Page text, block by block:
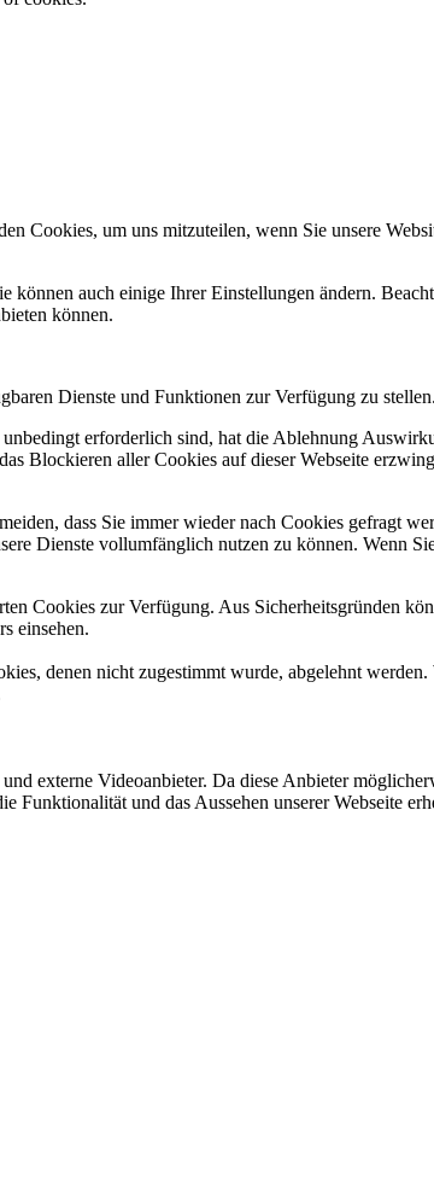
Cookies, um uns mitzuteilen, wenn Sie unsere
auch einige Ihrer Einstellungen ändern.
können.
Dienste und Funktionen zur Verfügung zu stellen.
erforderlich sind, hat die Ablehnung
Blockieren aller Cookies auf dieser Webseite
dass Sie immer wieder nach Cookies gefragt
Dienste vollumfänglich nutzen zu können. Wenn
Cookies zur Verfügung. Aus Sicherheitsgründen
einsehen.
denen nicht zugestimmt wurde, abgelehnt
externe Videoanbieter. Da diese Anbieter
Funktionalität und das Aussehen unserer Webseite